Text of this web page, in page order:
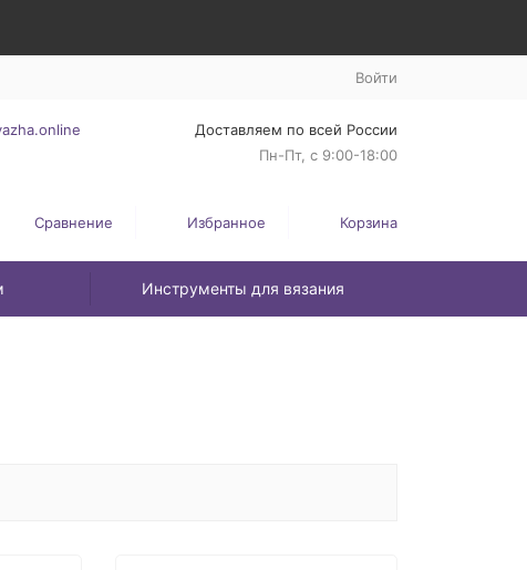
Войти
Доставляем по всей России
Пн-Пт, с 9:00-18:00
Сравнение Избранное Корзина
Инструменты для вязания